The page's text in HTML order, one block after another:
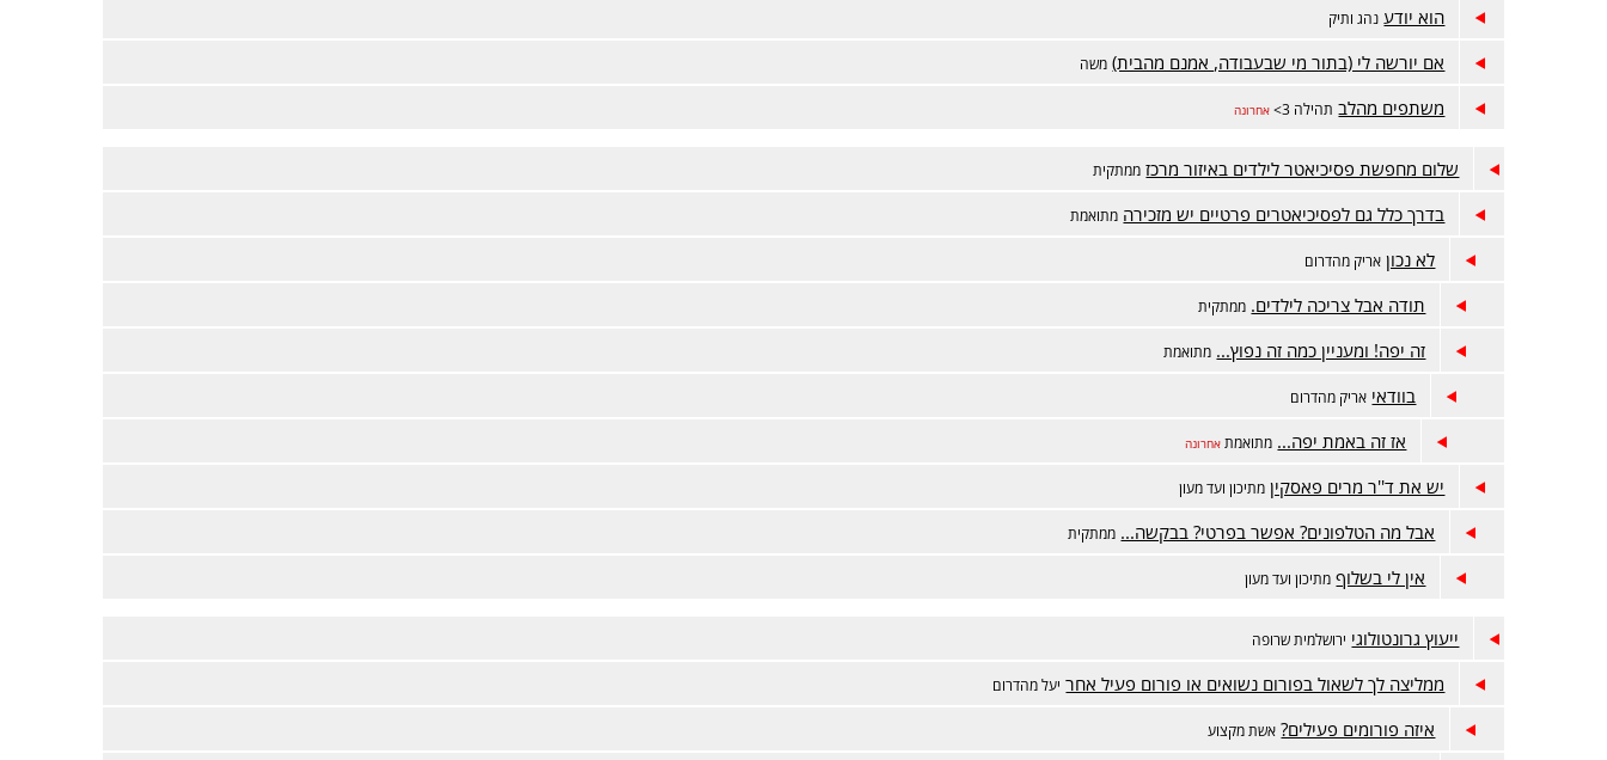
הוא יודע נהג ותיק
אם יורשה לי (בתור מי שבעבודה, אמנם מהבית) משה
משתפים מהלב תהילה 3> אחרונה
שלום מחפשת פסיכיאטר לילדים באיזור מרכז ממתקית
בדרך כלל גם לפסיכיאטרים פרטיים יש מזכירה מתואמת
לא נכון אריק מהדרום
תודה אבל צריכה לילדים. ממתקית
זה יפה! ומעניין כמה זה נפוץ... מתואמת
בוודאי אריק מהדרום
אז זה באמת יפה... מתואמת אחרונה
יש את ד''ר מרים פאסקין מתיכון ועד מעון
אבל מה הטלפונים? אפשר בפרטי? בבקשה... ממתקית
אין לי בשלוף מתיכון ועד מעון
ייעוץ גרונטולוגי ירושלמית שרופה
ממליצה לך לשאול בפורום נשואים או פורום פעיל אחר יעל מהדרום
איזה פורומים פעילים? אשת מקצוע